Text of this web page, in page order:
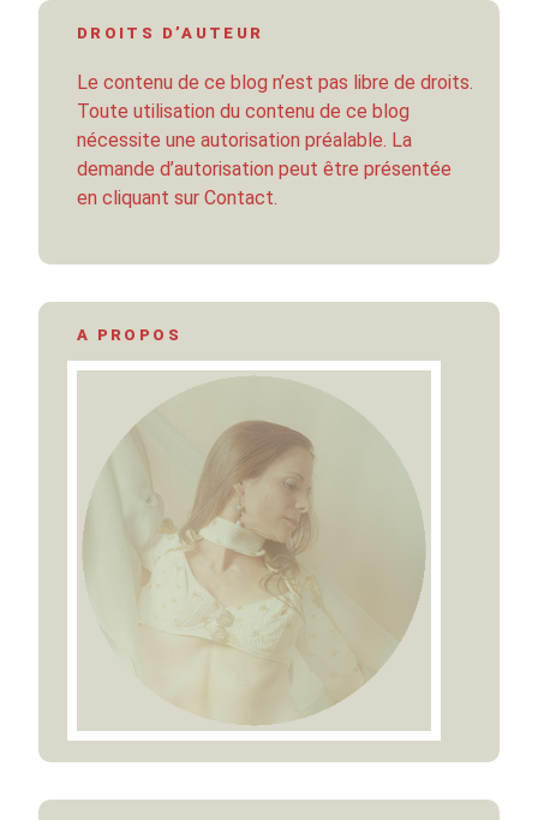
DROITS D’AUTEUR
Le contenu de ce blog n’est pas libre de droits.
Toute utilisation du contenu de ce blog
nécessite une autorisation préalable. La
demande d’autorisation peut être présentée
en cliquant sur Contact.
A PROPOS